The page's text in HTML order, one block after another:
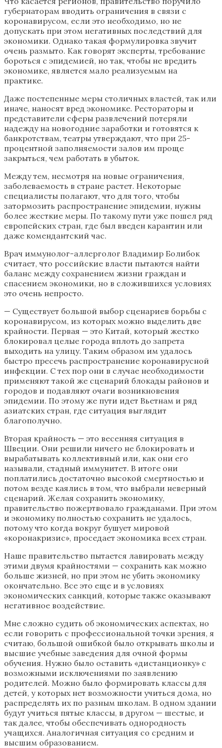
губернаторам вводить ограничения в связи с
коронавирусом, если это необходимо, но не
допускать при этом негативных последствий для
экономики. Однако такая формулировка звучит
очень размыто. Как говорят эксперты, требование
бороться с эпидемией, но так, чтобы не вредить
экономике, является мало реализуемым на
практике.
Даже постепенные меры столичных властей, так или
иначе, наносят вред экономике. Рестораторы и
представители сферы развлечений потеряли
надежду на новогодние заработки и готовятся к
банкротствам, театры утверждают, что при 25-
процентной заполняемости залов им проще
закрыться, чем работать в убыток.
Между тем, несмотря на новые ограничения,
заболеваемость в стране растет. Некоторые
специалисты полагают, что для того, чтобы
затормозить распространение эпидемии, нужны
более жесткие меры. По такому пути уже пошел ряд
европейских стран, где был введен карантин или
даже комендантский час.
Врач иммунолог-аллерголог Владимир Болибок
считает, что российские власти пытаются найти
баланс между сохранением жизни граждан и
спасением экономики, но в сложившихся условиях
это очень непросто.
— Существует большой выбор сценариев борьбы с
коронавирусом, из которых можно выделить две
крайности. Первая — это Китай, который жестко
блокировал целые города вплоть до запрета
выходить на улицу. Таким образом им удалось
быстро пресечь распространение коронавирусной
инфекции. С тех пор они в случае необходимости
применяют такой же сценарий блокады районов и
городов и подавляют очаги возникновения
эпидемии. По этому же пути идет Вьетнам и ряд
азиатских стран, где ситуация выглядит
благополучно.
Вторая крайность — это весенняя ситуация в
Швеции. Они решили ничего не блокировать и
вырабатывать коллективный или, как они его
называли, стадный иммунитет. В итоге они
поплатились достаточно высокой смертностью и
потом везде каялись в том, что выбрали неверный
сценарий. Желая сохранить экономику,
правительство пожертвовало гражданами. При этом
и экономику полностью сохранить не удалось,
потому что когда вокруг бушует мировой
«коронакризис», проседает экономика всех стран.
Наше правительство пытается лавировать между
этими двумя крайностями — сохранить как можно
больше жизней, но при этом не убить экономику
окончательно. Все это еще и в условиях
экономических санкций, которые также оказывают
негативное воздействие.
Мне сложно судить об экономических аспектах, но
если говорить с профессиональной точки зрения, я
считаю, большой ошибкой было открывать школы и
высшие учебные заведения для очной формы
обучения. Нужно было оставить «дистанционку» с
возможными исключениями по заявлению
родителей. Можно было формировать классы для
детей, у которых нет возможности учиться дома, но
распределять их по разным школам. В одном здании
будут учиться пятые классы, в другом — шестые, и
так далее, чтобы обеспечивать однородность
учащихся. Аналогичная ситуация со средним и
высшим образованием.